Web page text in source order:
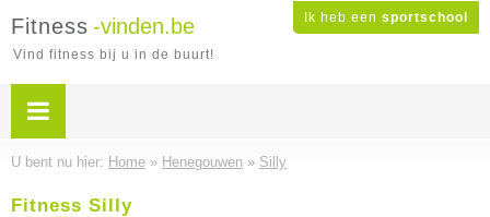
Ik heb een sportschool
Fitness -vinden.be
Vind fitness bij u in de buurt!
U bent nu hier: Home » Henegouwen » Silly
Fitness Silly